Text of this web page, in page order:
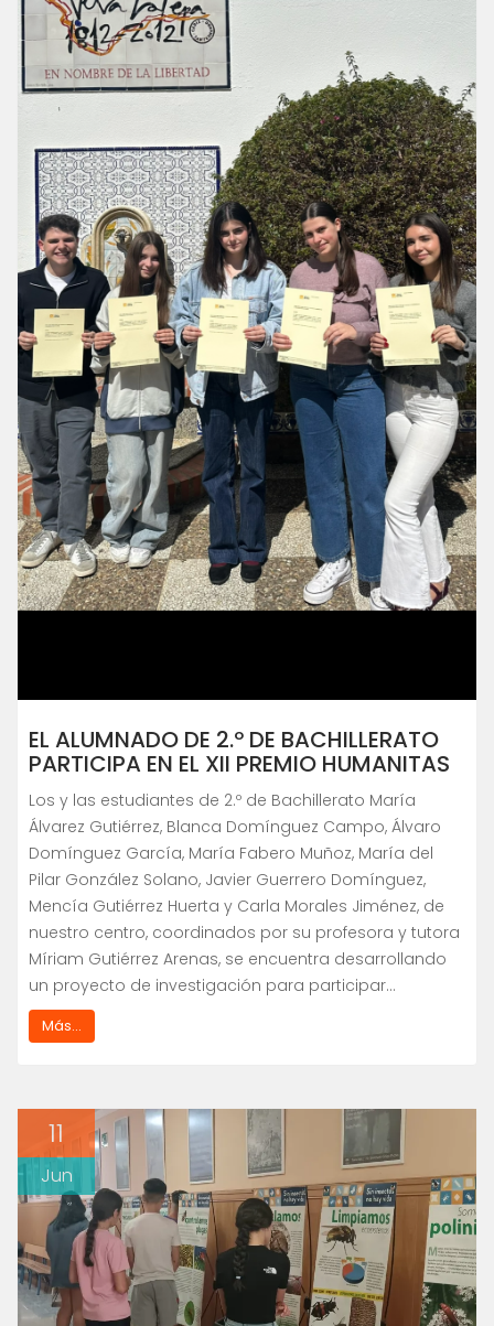
EL ALUMNADO DE 2.º DE BACHILLERATO
PARTICIPA EN EL XII PREMIO HUMANITAS
Los y las estudiantes de 2.º de Bachillerato María
Álvarez Gutiérrez, Blanca Domínguez Campo, Álvaro
Domínguez García, María Fabero Muñoz, María del
Pilar González Solano, Javier Guerrero Domínguez,
Mencía Gutiérrez Huerta y Carla Morales Jiménez, de
nuestro centro, coordinados por su profesora y tutora
Míriam Gutiérrez Arenas, se encuentra desarrollando
un proyecto de investigación para participar…
Más...
11
Jun